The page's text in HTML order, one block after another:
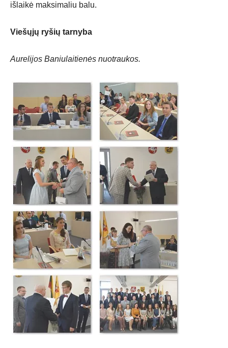
išlaikė maksimaliu balu.
Viešųjų ryšių tarnyba
Aurelijos Baniulaitienės nuotraukos.